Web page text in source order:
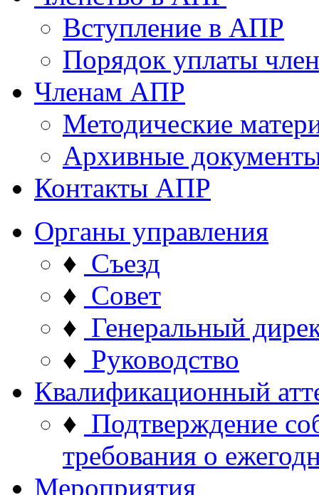
Вступление в АПР
Порядок уплаты
Членам АПР
Методические
Архивные
Контакты АПР
Органы управления
♦ Съезд
♦ Совет
♦ Генеральный
♦ Руководство
Квалификационный
♦ Подтверждение
требования о
Мероприятия